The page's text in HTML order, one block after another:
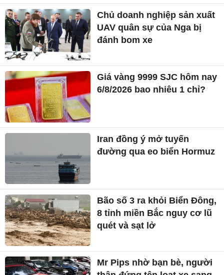
Chủ doanh nghiệp sản xuất
UAV quân sự của Nga bị
đánh bom xe
Giá vàng 9999 SJC hôm nay
6/8/2026 bao nhiêu 1 chỉ?
Iran đồng ý mở tuyến
đường qua eo biển Hormuz
Bão số 3 ra khỏi Biển Đông,
8 tỉnh miền Bắc nguy cơ lũ
quét và sạt lở
Mr Pips nhờ bạn bè, người